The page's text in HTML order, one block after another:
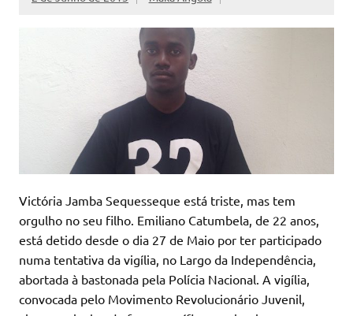
Victória Jamba Sequesseque está triste, mas tem
orgulho no seu filho. Emiliano Catumbela, de 22 anos,
está detido desde o dia 27 de Maio por ter participado
numa tentativa da vigília, no Largo da Independência,
abortada à bastonada pela Polícia Nacional. A vigília,
convocada pelo Movimento Revolucionário Juvenil,